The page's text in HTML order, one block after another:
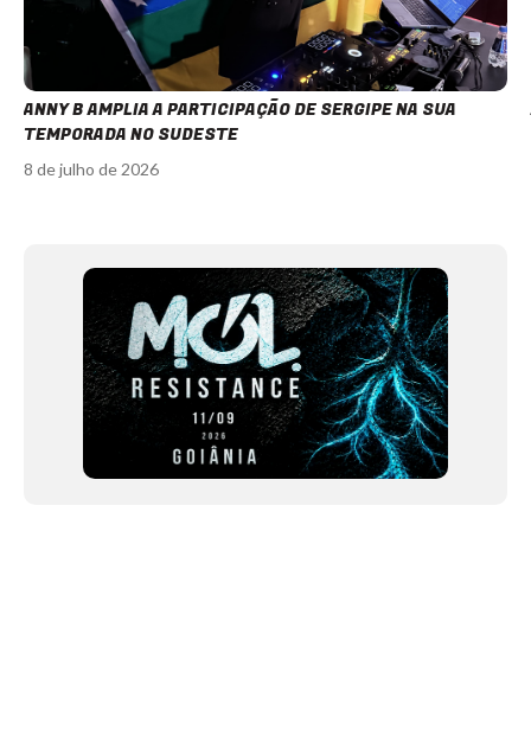
ANNY B AMPLIA A PARTICIPAÇÃO DE SERGIPE NA SUA
TEMPORADA NO SUDESTE
8 de julho de 2026